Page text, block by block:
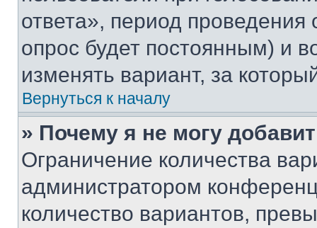
ответа», период проведения
опрос будет постоянным) и
изменять вариант, за
Вернуться к началу
» Почему я не могу
Ограничение количества
администратором
количество вариантов,